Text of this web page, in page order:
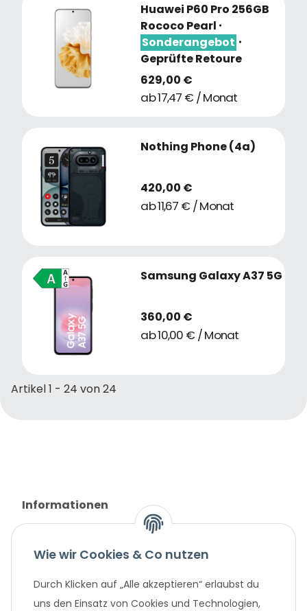
Huawei P60 Pro 256GB
Rococo Pearl・
Sonderangebot ・
Geprüfte Retoure
629,00 €
ab 17,47 € / Monat
Nothing Phone (4a)
420,00 €
ab 11,67 € / Monat
Samsung Galaxy A37 5G
360,00 €
ab 10,00 € / Monat
Artikel 1 - 24 von 24
Informationen
Unternehmen
Wie wir Cookies & Co nutzen
Durch Klicken auf „Alle akzeptieren“ erlaubst du
uns den Einsatz von Cookies und Technologien,